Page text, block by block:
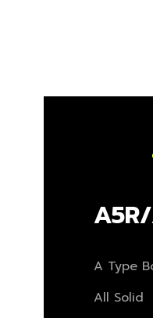
A Type
All Solid